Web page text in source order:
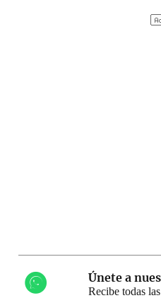
Únete a
Recibe todas